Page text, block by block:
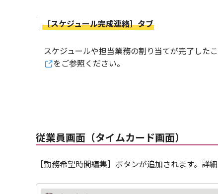
［スケジュール完成連絡］タブ
スケジュールや担当業務の割り当てが完了した
をご参照ください。
従業員画面（タイムカード画面）
［勤務希望時間編集］ボタンが追加されます。詳細